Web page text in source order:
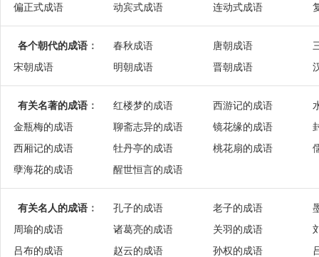
偏正式成语
动宾式成语 连动式成语
各个朝代的成语 ： 春秋成语 唐朝成语
宋朝成语
明朝成语 晋朝成语
有关名著的成语 ： 红楼梦的成语 西游记的成语
金瓶梅的成语
聊斋志异的成语 镜花缘的成语
西厢记的成语
牡丹亭的成语 桃花扇的成语
孽海花的成语
醒世恒言的成语
有关名人的成语 ： 孔子的成语 老子的成语
周瑜的成语
诸葛亮的成语 关羽的成语
吕布的成语
赵云的成语 孙权的成语